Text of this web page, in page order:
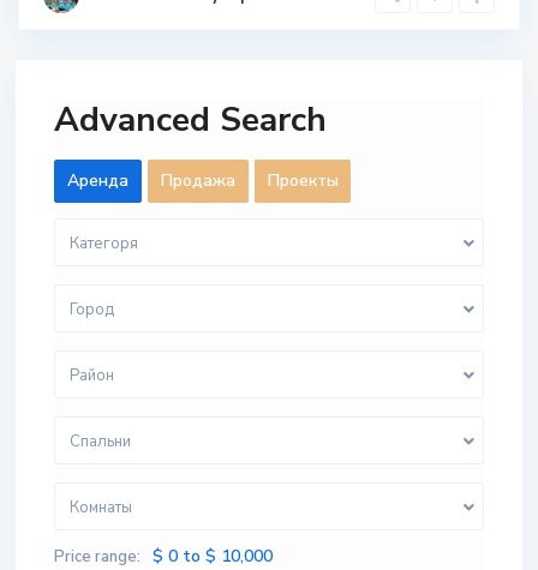
Advanced Search
Aренда Продажа Проекты
Категоря
Город
Район
Спальни
Комнаты
Price range: $ 0 to $ 10,000